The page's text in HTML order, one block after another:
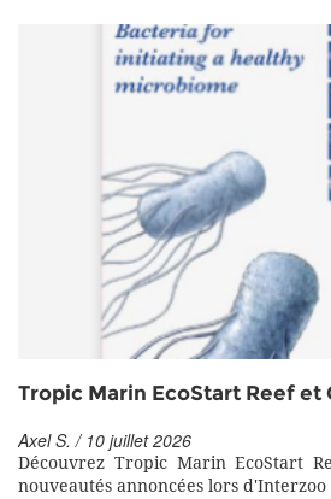
Tropic Marin EcoStart Reef et
Axel S. / 10 juillet 2026
Découvrez Tropic Marin EcoStart
nouveautés annoncées lors d'Interzoo